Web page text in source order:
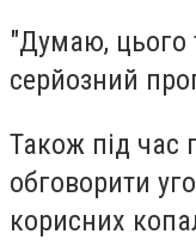
"Думаю,
серйозний
Також під час
обговорити
корисних